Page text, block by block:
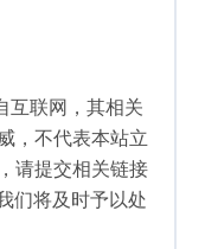
互联网，其相关
，不代表本站立
请提交相关链接
们将及时予以处